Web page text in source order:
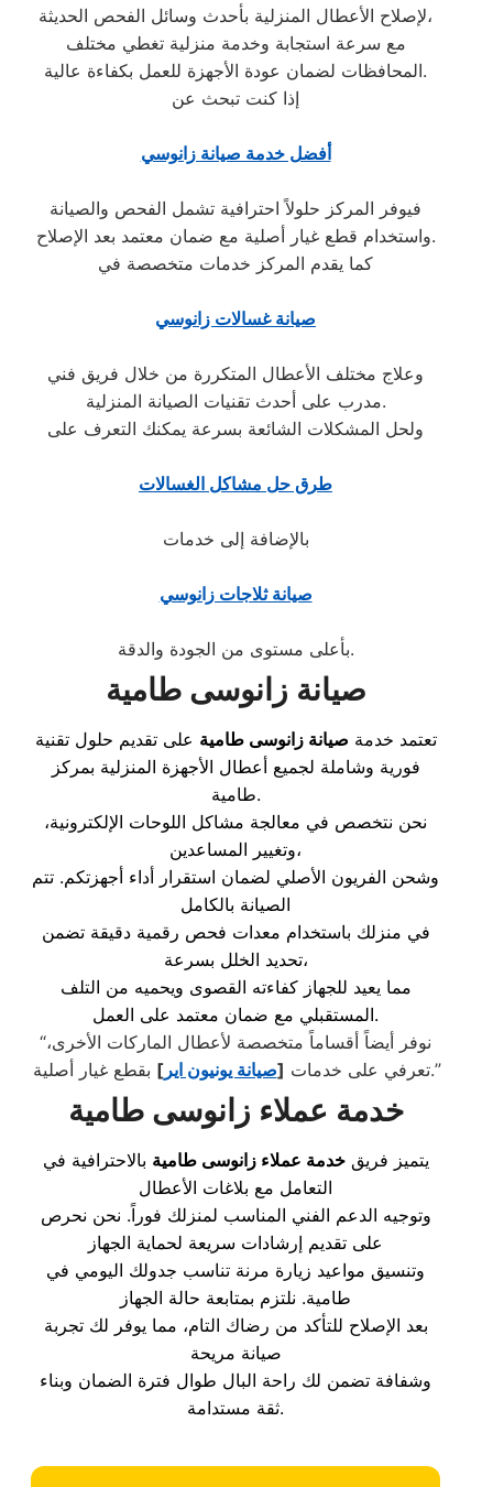
لإصلاح الأعطال المنزلية بأحدث وسائل الفحص الحديثة،
مع سرعة استجابة وخدمة منزلية تغطي مختلف
المحافظات لضمان عودة الأجهزة للعمل بكفاءة عالية.
إذا كنت تبحث عن
أفضل خدمة صيانة زانوسي
فيوفر المركز حلولاً احترافية تشمل الفحص والصيانة
واستخدام قطع غيار أصلية مع ضمان معتمد بعد الإصلاح.
كما يقدم المركز خدمات متخصصة في
صيانة غسالات زانوسي
وعلاج مختلف الأعطال المتكررة من خلال فريق فني
مدرب على أحدث تقنيات الصيانة المنزلية.
ولحل المشكلات الشائعة بسرعة يمكنك التعرف على
طرق حل مشاكل الغسالات
بالإضافة إلى خدمات
صيانة ثلاجات زانوسي
بأعلى مستوى من الجودة والدقة.
صيانة زانوسى طامية
تعتمد خدمة صيانة زانوسى طامية على تقديم حلول تقنية
فورية وشاملة لجميع أعطال الأجهزة المنزلية بمركز
طامية.
نحن نتخصص في معالجة مشاكل اللوحات الإلكترونية،
وتغيير المساعدين،
وشحن الفريون الأصلي لضمان استقرار أداء أجهزتكم. تتم
الصيانة بالكامل
في منزلك باستخدام معدات فحص رقمية دقيقة تضمن
تحديد الخلل بسرعة،
مما يعيد للجهاز كفاءته القصوى ويحميه من التلف
المستقبلي مع ضمان معتمد على العمل.
“نوفر أيضاً أقساماً متخصصة لأعطال الماركات الأخرى،
تعرفي على خدمات [صيانة يونيون اير] بقطع غيار أصلية.”
خدمة عملاء زانوسى طامية
يتميز فريقخدمة عملاء زانوسى طامية بالاحترافية في
التعامل مع بلاغات الأعطال
وتوجيه الدعم الفني المناسب لمنزلك فوراً. نحن نحرص
على تقديم إرشادات سريعة لحماية الجهاز
وتنسيق مواعيد زيارة مرنة تناسب جدولك اليومي في
طامية. نلتزم بمتابعة حالة الجهاز
بعد الإصلاح للتأكد من رضاك التام، مما يوفر لك تجربة
صيانة مريحة
وشفافة تضمن لك راحة البال طوال فترة الضمان وبناء
ثقة مستدامة.